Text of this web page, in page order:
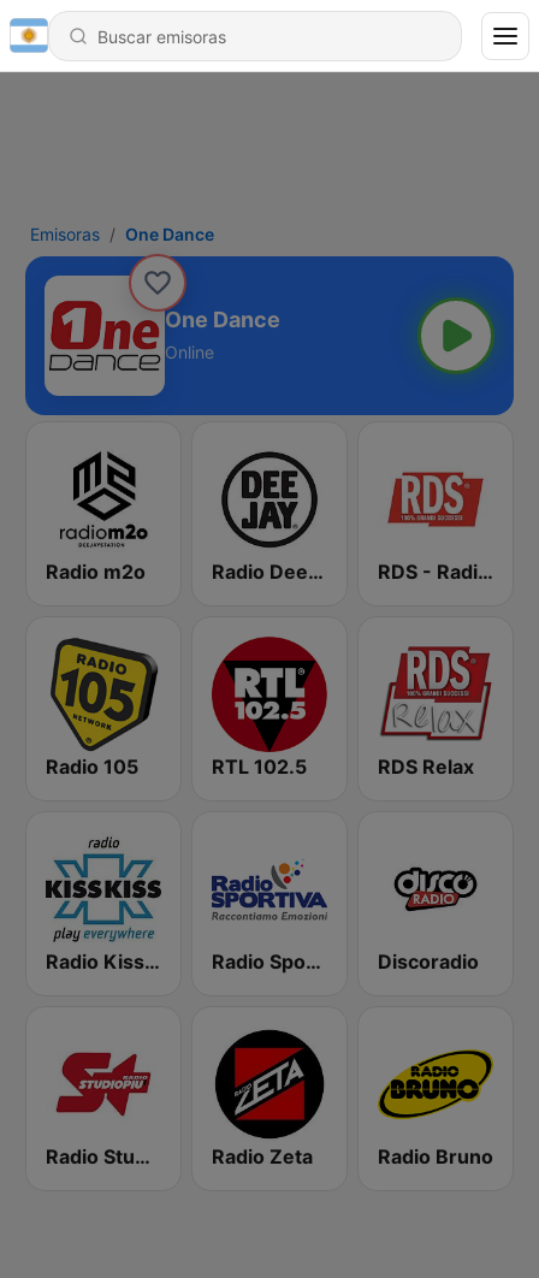
Emisoras One Dance
One Dance
Online
Radio m2o Radio Deejay RDS - Radio Dimensione Suono
Radio 105 RTL 102.5 RDS Relax
Radio Kiss Kiss Radio Sportiva Discoradio
Radio Studio Più Radio Zeta Radio Bruno